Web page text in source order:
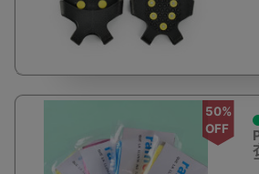
50%
OFF